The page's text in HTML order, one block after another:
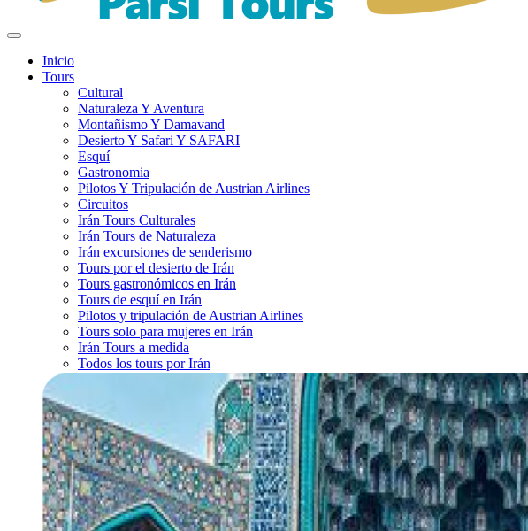
Inicio
Tours
Cultural
Naturaleza Y Aventura
Montañismo Y Damavand
Desierto Y Safari Y SAFARI
Esquí
Gastronomia
Pilotos Y Tripulación de Austrian Airlines
Circuitos
Irán Tours Culturales
Irán Tours de Naturaleza
Irán excursiones de senderismo
Tours por el desierto de Irán
Tours gastronómicos en Irán
Tours de esquí en Irán
Pilotos y tripulación de Austrian Airlines
Tours solo para mujeres en Irán
Irán Tours a medida
Todos los tours por Irán